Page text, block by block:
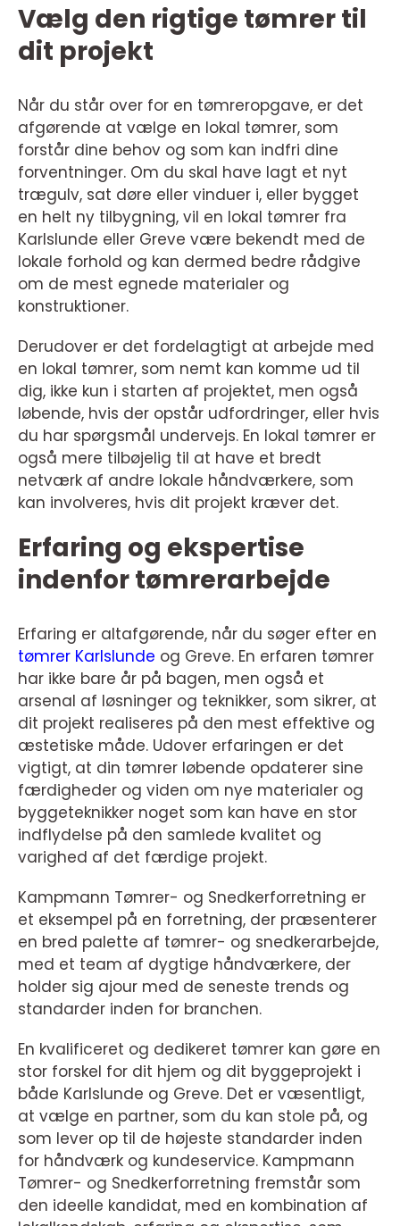
Vælg den rigtige tømrer til
dit projekt
Når du står over for en tømreropgave, er det
afgørende at vælge en lokal tømrer, som
forstår dine behov og som kan indfri dine
forventninger. Om du skal have lagt et nyt
trægulv, sat døre eller vinduer i, eller bygget
en helt ny tilbygning, vil en lokal tømrer fra
Karlslunde eller Greve være bekendt med de
lokale forhold og kan dermed bedre rådgive
om de mest egnede materialer og
konstruktioner.
Derudover er det fordelagtigt at arbejde med
en lokal tømrer, som nemt kan komme ud til
dig, ikke kun i starten af projektet, men også
løbende, hvis der opstår udfordringer, eller hvis
du har spørgsmål undervejs. En lokal tømrer er
også mere tilbøjelig til at have et bredt
netværk af andre lokale håndværkere, som
kan involveres, hvis dit projekt kræver det.
Erfaring og ekspertise
indenfor tømrerarbejde
Erfaring er altafgørende, når du søger efter en
tømrer Karlslunde og Greve. En erfaren tømrer
har ikke bare år på bagen, men også et
arsenal af løsninger og teknikker, som sikrer, at
dit projekt realiseres på den mest effektive og
æstetiske måde. Udover erfaringen er det
vigtigt, at din tømrer løbende opdaterer sine
færdigheder og viden om nye materialer og
byggeteknikker noget som kan have en stor
indflydelse på den samlede kvalitet og
varighed af det færdige projekt.
Kampmann Tømrer- og Snedkerforretning er
et eksempel på en forretning, der præsenterer
en bred palette af tømrer- og snedkerarbejde,
med et team af dygtige håndværkere, der
holder sig ajour med de seneste trends og
standarder inden for branchen.
En kvalificeret og dedikeret tømrer kan gøre en
stor forskel for dit hjem og dit byggeprojekt i
både Karlslunde og Greve. Det er væsentligt,
at vælge en partner, som du kan stole på, og
som lever op til de højeste standarder inden
for håndværk og kundeservice. Kampmann
Tømrer- og Snedkerforretning fremstår som
den ideelle kandidat, med en kombination af